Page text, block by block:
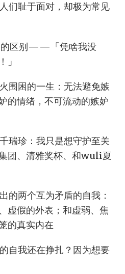
们耻于面对，却极为常见
区别——「凭啥我没
」
围困的一生：无法避免嫉
的情绪，不可流动的嫉妒
瑞珍：我只是想守护至关
团、清雅奖杯、和wuli夏
两个互为矛盾的自我：
虚假的外表；和虚弱、焦
的真实内在
自我还在挣扎？因为想要